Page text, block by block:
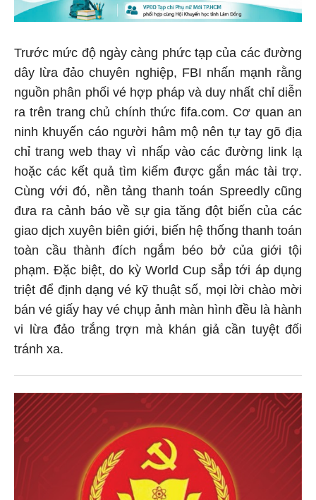
Trước mức độ ngày càng phức tạp của các đường
dây lừa đảo chuyên nghiệp, FBI nhấn mạnh rằng
nguồn phân phối vé hợp pháp và duy nhất chỉ diễn
ra trên trang chủ chính thức fifa.com. Cơ quan an
ninh khuyến cáo người hâm mộ nên tự tay gõ địa
chỉ trang web thay vì nhấp vào các đường link lạ
hoặc các kết quả tìm kiếm được gắn mác tài trợ.
Cùng với đó, nền tảng thanh toán Spreedly cũng
đưa ra cảnh báo về sự gia tăng đột biến của các
giao dịch xuyên biên giới, biến hệ thống thanh toán
toàn cầu thành đích ngắm béo bở của giới tội
phạm. Đặc biệt, do kỳ World Cup sắp tới áp dụng
triệt để định dạng vé kỹ thuật số, mọi lời chào mời
bán vé giấy hay vé chụp ảnh màn hình đều là hành
vi lừa đảo trắng trợn mà khán giả cần tuyệt đối
tránh xa.